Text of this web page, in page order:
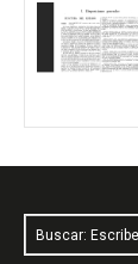
Buscar: